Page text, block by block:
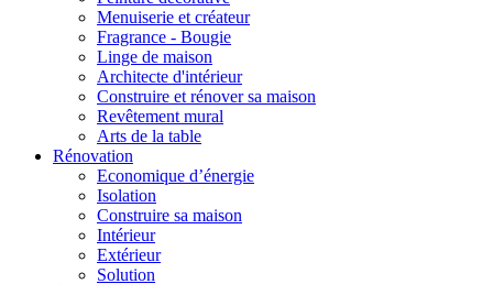
Menuiserie et créateur
Fragrance - Bougie
Linge de maison
Architecte d'intérieur
Construire et rénover sa maison
Revêtement mural
Arts de la table
Rénovation
Economique d’énergie
Isolation
Construire sa maison
Intérieur
Extérieur
Solution